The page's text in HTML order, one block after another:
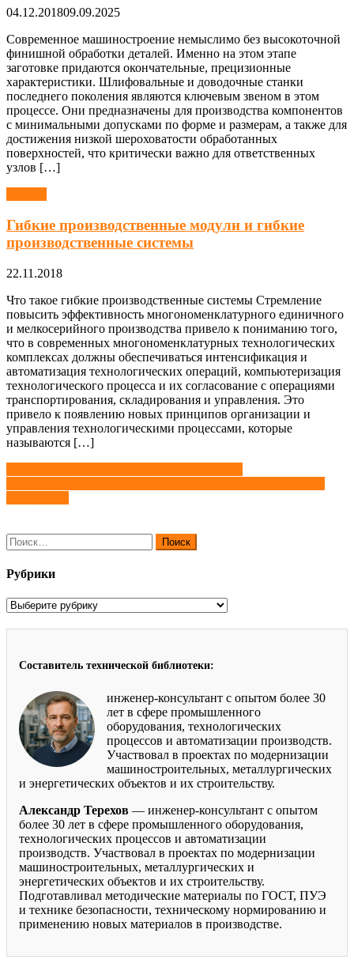
04.12.201809.09.2025
Современное машиностроение немыслимо без высокоточной
финишной обработки деталей. Именно на этом этапе
заготовке придаются окончательные, прецизионные
характеристики. Шлифовальные и доводочные станки
последнего поколения являются ключевым звеном в этом
процессе. Они предназначены для производства компонентов
с минимальными допусками по форме и размерам, а также для
достижения низкой шероховатости обработанных
поверхностей, что критически важно для ответственных
узлов […]
Гибкие производственные модули и гибкие
производственные системы
22.11.2018
Что такое гибкие производственные системы Стремление
повысить эффективность многономенклатурного единичного
и мелкосерийного производства привело к пониманию того,
что в современных многономенклатурных технологических
комплексах должны обеспечиваться интенсификация и
автоматизация технологических операций, компьютеризация
технологического процесса и их согласование с операциями
транспортирования, складирования и управления. Это
привело к появлению новых принципов организации и
управления технологическими процессами, которые
называются […]
Навигация
по
Найти:
Рубрики
Рубрики
Составитель технической библиотеки:
инженер-консультант с опытом более 30
лет в сфере промышленного
оборудования, технологических
процессов и автоматизации производств.
Участвовал в проектах по модернизации
машиностроительных, металлургических
и энергетических объектов и их строительству.
Александр Терехов — инженер-консультант с опытом
более 30 лет в сфере промышленного оборудования,
технологических процессов и автоматизации
производств. Участвовал в проектах по модернизации
машиностроительных, металлургических и
энергетических объектов и их строительству.
Подготавливал методические материалы по ГОСТ, ПУЭ
и технике безопасности, техническому нормированию и
применению новых материалов в производстве.